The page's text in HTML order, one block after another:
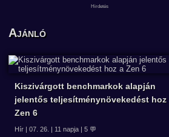
Ajánló
Kiszivárgott benchmarkok alapján
jelentős teljesítménynövekedést hoz
Zen 6
Hír | 07. 26. | 11 napja | 5 💬